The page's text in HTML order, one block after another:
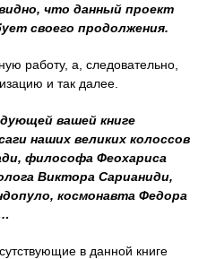
что данный проект
своего продолжения.
работу, а, следовательно,
и так далее.
вашей книге
наших великих колоссов
философа Феохариса
Виктора Сарианиди,
космонавта Федора
в данной книге